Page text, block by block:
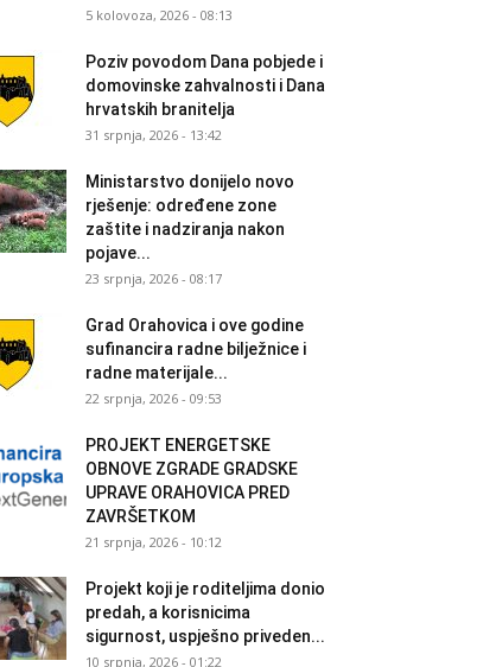
5 kolovoza, 2026 - 08:13
Poziv povodom Dana pobjede i
domovinske zahvalnosti i Dana
hrvatskih branitelja
31 srpnja, 2026 - 13:42
Ministarstvo donijelo novo
rješenje: određene zone
zaštite i nadziranja nakon
pojave...
23 srpnja, 2026 - 08:17
Grad Orahovica i ove godine
sufinancira radne bilježnice i
radne materijale...
22 srpnja, 2026 - 09:53
PROJEKT ENERGETSKE
OBNOVE ZGRADE GRADSKE
UPRAVE ORAHOVICA PRED
ZAVRŠETKOM
21 srpnja, 2026 - 10:12
Projekt koji je roditeljima donio
predah, a korisnicima
sigurnost, uspješno priveden...
10 srpnja, 2026 - 01:22